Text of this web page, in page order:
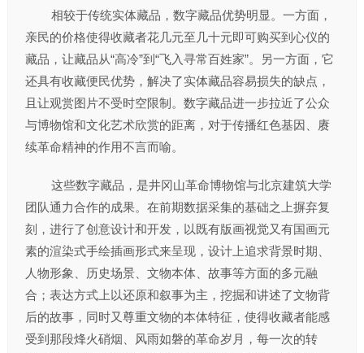
相较于传统实体藏品，数字藏品优势明显。一方面，
亲民的价格使得收藏者花几元至几十元即可购买到心仪的
藏品，让藏品从“高冷”到“飞入寻常百姓家”。另一方面，它
还具有收藏便民优势，解决了实体藏品容易损失的缺点，
且让观赏图片不受时空限制。数字藏品进一步拉近了公众
与博物馆和文化艺术欣赏的距离，对于传播红色基因、赓
续革命精神的作用不言而喻。
这些数字藏品，是井冈山革命博物馆与北京建筑大学
团队通力合作的成果。在前期数据采集的基础之上摒弃复
刻，进行了创意设计和开发，以既有版画视觉又有国画元
素的渲染式手绘插画形式来呈现，设计上追求背景时期、
人物形象、历史场景、文物本体、故事等方面的多元融
合；表达方式上以还原和叙事为主，挖掘和讲述了文物背
后的故事，同时又尊重文物的本体特征，使得收藏者能感
受到那段烽火硝烟、风雨如磐的革命岁月，每一次的转